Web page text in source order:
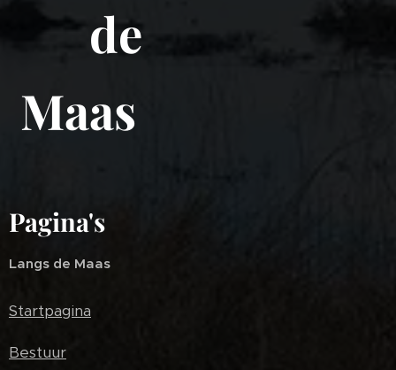
de
Maas
Pagina's
Langs de Maas
Startpagina
Bestuur